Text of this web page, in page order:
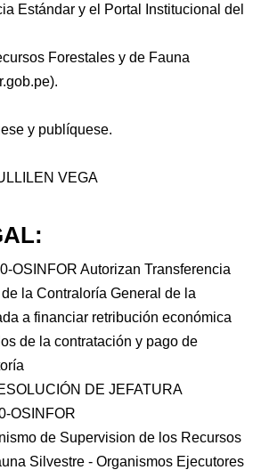
Estándar y el Portal Institucional del
Forestales y de Fauna
y publíquese.
VEGA
OSINFOR Autorizan Transferencia
la Contraloría General de la
a financiar retribución económica
de la contratación y pago de
DE JEFATURA
OSINFOR
de Supervision de los Recursos
Silvestre - Organismos Ejecutores